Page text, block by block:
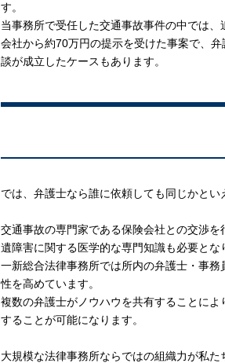
す。
当事務所で受任した交通事故事件の中では
会社から約70万円の提示を受けた事案で、
談が成立したケースもあります。
では、弁護士なら誰に依頼しても同じかと
交通事故の専門家である保険会社との交渉
遺障害に関する医学的な専門知識も必要とな
一新総合法律事務所では所内の弁護士・事
性を高めています。
複数の弁護士がノウハウを共有することに
することが可能になります。
大規模な法律事務所ならではの組織力が私